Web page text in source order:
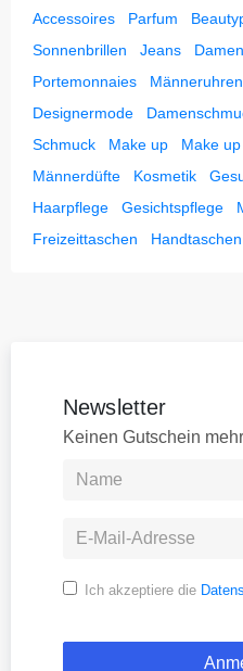
Accessoires Parfum
Sonnenbrillen
Jeans
Portemonnaies
Männeruhren
Designermode
Schmuck
Make up Make
Männerdüfte
Kosmetik
Haarpflege
Gesichtspflege
Freizeittaschen
Handtaschen
Newsletter
Keinen Gutschein
Ich akzeptiere die